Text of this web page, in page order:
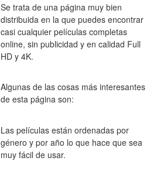
Se trata de una página muy bien
distribuida en la que puedes encontrar
casi cualquier películas completas
online, sin publicidad y en calidad Full
HD y 4K.
Algunas de las cosas más interesantes
de esta página son:
Las películas están ordenadas por
género y por año lo que hace que sea
muy fácil de usar.